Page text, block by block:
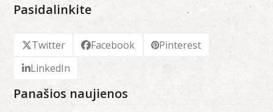
Pasidalinkite
Twitter Facebook
Pinterest
LinkedIn
Panašios naujienos